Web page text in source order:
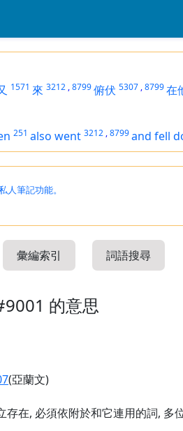
1571 來 3212 ,8799俯伏 5307 ,8799在
251 also went 3212 ,8799and fell
人筆記功能。
彙編索引 詞語搜尋
的意思
(亞蘭文)
存在, 必須依附於和它連用的詞, 多